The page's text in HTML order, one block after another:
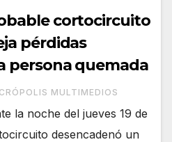
cortocircuito
pérdidas
persona quemada
MULTIMEDIOS
la noche del jueves 19 de
desencadenó un